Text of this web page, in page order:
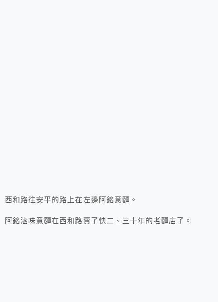
西和路往安平的路上在左邊阿銘意麵。
阿銘滷味意麵在西和路賣了快二、三十年的老麵店了。